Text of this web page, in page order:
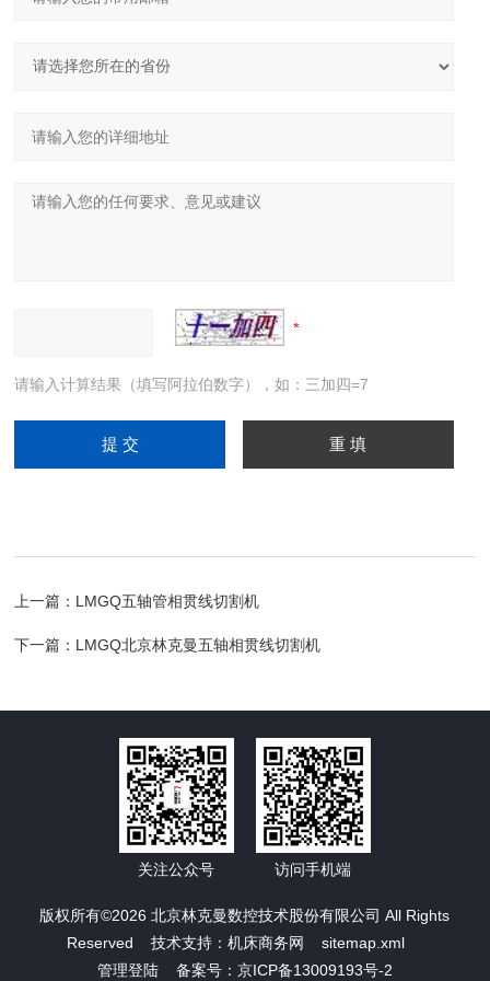
请输入计算结果（填写阿拉伯数字），如：三加四=7
上一篇： LMGQ五轴管相贯线切割机
下一篇： LMGQ北京林克曼五轴相贯线切割机
版权所有©2026 北京林克曼数控技术股份有限公司 All Rights
Reserved 技术支持：机床商务网
sitemap.xml
管理登陆
备案号：京ICP备13009193号-2
关注公众号 访问手机端